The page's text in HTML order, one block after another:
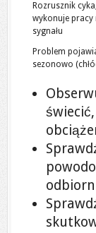
Rozrusznik
wykonuje pracy
sygnału
Problem
sezonowo